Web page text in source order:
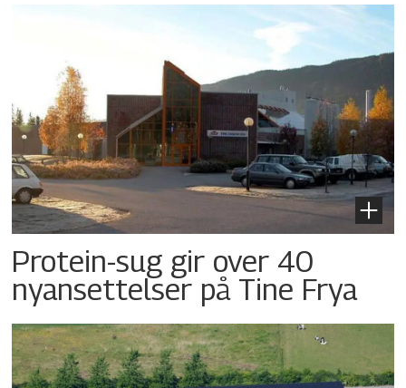
Protein-sug gir over 40
nyansettelser på Tine Frya